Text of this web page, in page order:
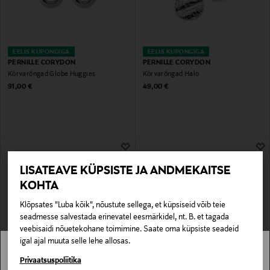
LISATEAVE KÜPSISTE JA ANDMEKAITSE
KOHTA
Klõpsates "Luba kõik", nõustute sellega, et küpsiseid võib teie
seadmesse salvestada erinevatel eesmärkidel, nt. B. et tagada
veebisaidi nõuetekohane toimimine. Saate oma küpsiste seadeid
igal ajal muuta selle lehe allosas.
Privaatsuspoliitika
EELIS KUPONGIGA
PERNILLE CORYDON
Kõrvarõngad Globe Huggies
Original Price
91,00 €
EELIS KUPONGIGA
PERNILLE CORYDON
Kõrvarõngad Halo
Original Price
49,00 €
PERNILLE CORYDON
Stockmann pole Sinu riigis saadaval.